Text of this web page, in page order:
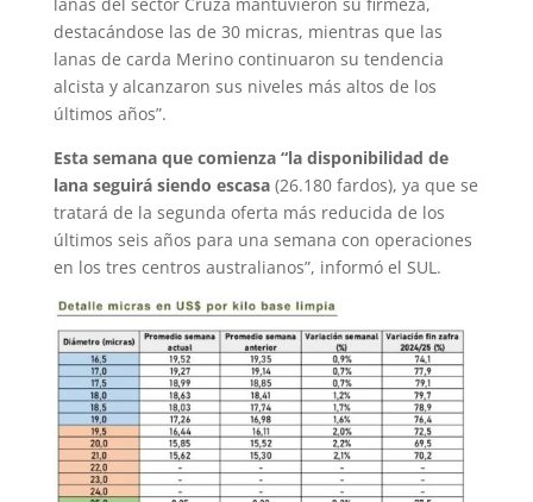
destacándose las de 30 micras, mientras que las
lanas de carda Merino continuaron su tendencia
alcista y alcanzaron sus niveles más altos de los
últimos años”.
Esta semana que comienza “la disponibilidad de
lana seguirá siendo escasa(26.180 fardos), ya que se
tratará de la segunda oferta más reducida de los
últimos seis años para una semana con operaciones
en los tres centros australianos”, informó el SUL.